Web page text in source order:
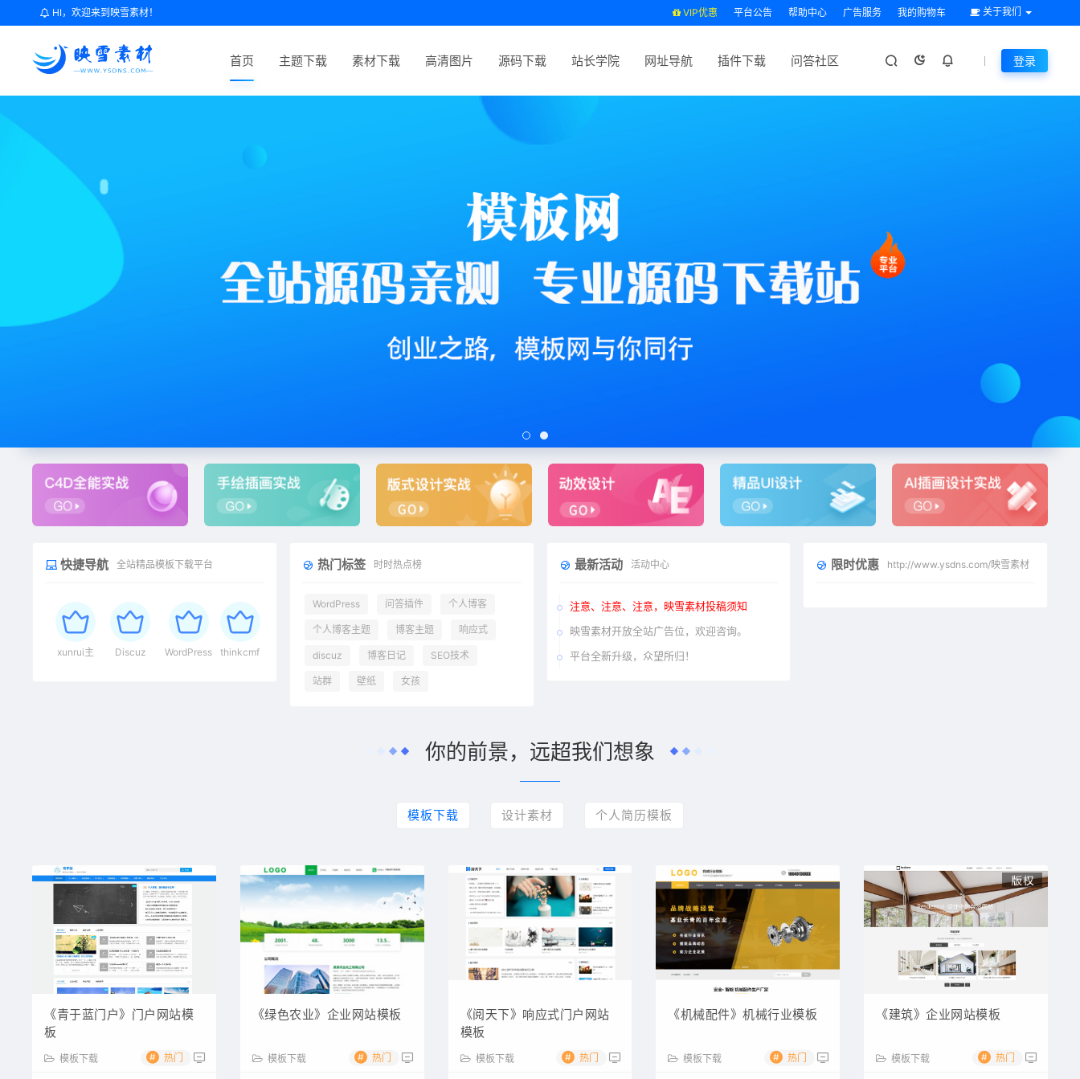
HI，欢迎来到映雪素材！ VIP优惠 平台公告 帮助中心 广告服务 我的购物车 关于我们
首页 主题下载 素材下载 高清图片 源码下载 站长学院 网址导航 插件下载 问答社区 登录
快捷导航 全站精品模板下载平台
xunrui主
Discuz
WordPress
thinkcmf
热门标签 时时热点榜
WordPress 问答插件 个人博客
个人博客主题 博客主题 响应式
discuz 博客日记 SEO技术
站群 壁纸 女孩
最新活动 活动中心
注意、注意、注意，映雪素材投稿须知
映雪素材开放全站广告位，欢迎咨询。
平台全新升级，众望所归！
限时优惠 http://www.ysdns.com/映雪素材
你的前景，远超我们想象
模板下载 设计素材 个人简历模板
《青于蓝门户》门户网站模
板
模板下载 # 热门
《绿色农业》企业网站模板
模板下载 # 热门
《阅天下》响应式门户网站
模板
模板下载 # 热门
《机械配件》机械行业模板
模板下载 # 热门
《建筑》企业网站模板
模板下载 # 热门